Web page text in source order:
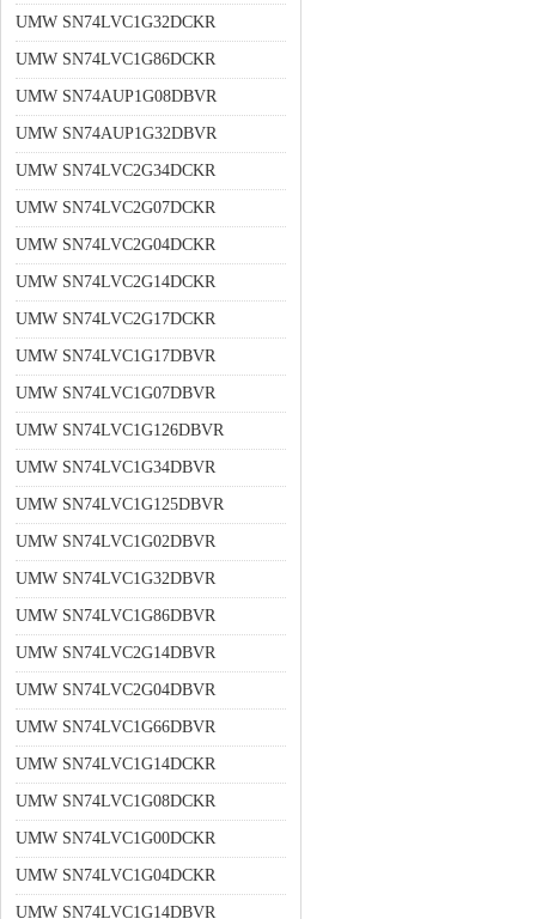
UMW SN74LVC1G32DCKR
UMW SN74LVC1G86DCKR
UMW SN74AUP1G08DBVR
UMW SN74AUP1G32DBVR
UMW SN74LVC2G34DCKR
UMW SN74LVC2G07DCKR
UMW SN74LVC2G04DCKR
UMW SN74LVC2G14DCKR
UMW SN74LVC2G17DCKR
UMW SN74LVC1G17DBVR
UMW SN74LVC1G07DBVR
UMW SN74LVC1G126DBVR
UMW SN74LVC1G34DBVR
UMW SN74LVC1G125DBVR
UMW SN74LVC1G02DBVR
UMW SN74LVC1G32DBVR
UMW SN74LVC1G86DBVR
UMW SN74LVC2G14DBVR
UMW SN74LVC2G04DBVR
UMW SN74LVC1G66DBVR
UMW SN74LVC1G14DCKR
UMW SN74LVC1G08DCKR
UMW SN74LVC1G00DCKR
UMW SN74LVC1G04DCKR
UMW SN74LVC1G14DBVR